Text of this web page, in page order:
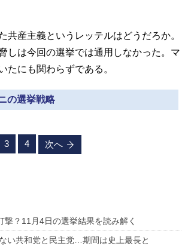
産主義というレッテルはどうだろか。
しは今回の選挙では通用しなかった。マ
たにも関わらずである。
の選挙戦略
3 4 次へ
撃？11月4日の選挙結果を読み解く
い共和党と民主党…期間は史上最長と